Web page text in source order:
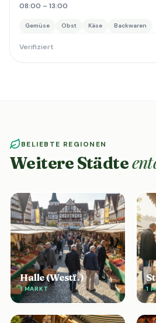
08:00 – 13:00
Gemüse Obst Käse Backwaren
Verifiziert
BELIEBTE REGIONEN
Weitere Städte
Halle (Westf.)
1 MARKT 1